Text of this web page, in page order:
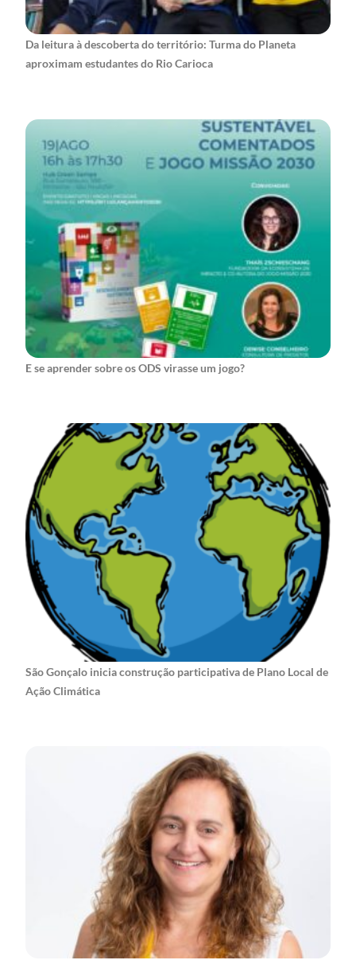
Da leitura à descoberta do território: Turma do Planeta
aproximam estudantes do Rio Carioca
E se aprender sobre os ODS virasse um jogo?
São Gonçalo inicia construção participativa de Plano Local de
Ação Climática